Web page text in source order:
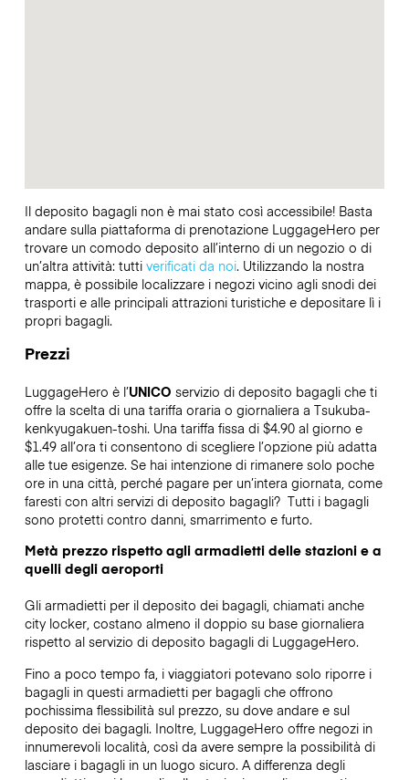
Il deposito bagagli non è mai stato così accessibile! Basta
andare sulla piattaforma di prenotazione LuggageHero per
trovare un comodo deposito all’interno di un negozio o di
un’altra attività: tutti verificati da noi. Utilizzando la nostra
mappa, è possibile localizzare i negozi vicino agli snodi dei
trasporti e alle principali attrazioni turistiche e depositare lì i
propri bagagli.
Prezzi
LuggageHero è l’UNICO servizio di deposito bagagli che ti
offre la scelta di una tariffa oraria o giornaliera a Tsukuba-
kenkyugakuen-toshi. Una tariffa fissa di $4.90 al giorno e
$1.49 all’ora ti consentono di scegliere l’opzione più adatta
alle tue esigenze. Se hai intenzione di rimanere solo poche
ore in una città, perché pagare per un’intera giornata, come
faresti con altri servizi di deposito bagagli? Tutti i bagagli
sono protetti contro danni, smarrimento e furto.
Metà prezzo rispetto agli armadietti delle stazioni e a
quelli degli aeroporti
Gli armadietti per il deposito dei bagagli, chiamati anche
city locker, costano almeno il doppio su base giornaliera
rispetto al servizio di deposito bagagli di LuggageHero.
Fino a poco tempo fa, i viaggiatori potevano solo riporre i
bagagli in questi armadietti per bagagli che offrono
pochissima flessibilità sul prezzo, su dove andare e sul
deposito dei bagagli. Inoltre, LuggageHero offre negozi in
innumerevoli località, così da avere sempre la possibilità di
lasciare i bagagli in un luogo sicuro. A differenza degli